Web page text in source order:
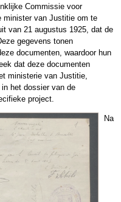
Commissie voor
minister van Justitie om te
van 21 augustus 1925, dat de
gegevens tonen
documenten, waardoor hun
dat deze documenten
ministerie van Justitie,
het dossier van de
project.
Na